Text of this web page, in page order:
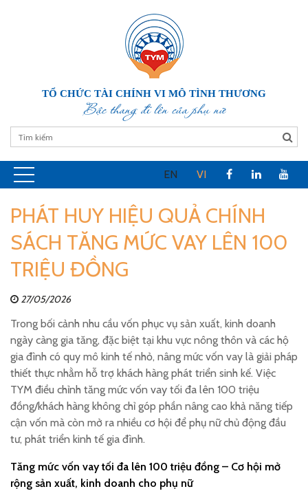
TỔ CHỨC TÀI CHÍNH VI MÔ TÌNH THƯƠNG
Bậc thang đi lên của phụ nữ
EN VI
PHÁT HUY HIỆU QUẢ CHÍNH
SÁCH TĂNG MỨC VAY LÊN 100
TRIỆU ĐỒNG
27/05/2026
Trong bối cảnh nhu cầu vốn phục vụ sản xuất, kinh doanh
ngày càng gia tăng, đặc biệt tại khu vực nông thôn và các hộ
gia đình có quy mô kinh tế nhỏ, nâng mức vốn vay là giải pháp
thiết thực nhằm hỗ trợ khách hàng phát triển sinh kế. Việc
TYM điều chỉnh tăng mức vốn vay tối đa lên 100 triệu
đồng/khách hàng không chỉ góp phần nâng cao khả năng tiếp
cận vốn mà còn mở ra nhiều cơ hội để phụ nữ chủ động đầu
tư, phát triển kinh tế gia đình.
Tăng mức vốn vay tối đa lên 100 triệu đồng – Cơ hội mở
rộng sản xuất, kinh doanh cho phụ nữ